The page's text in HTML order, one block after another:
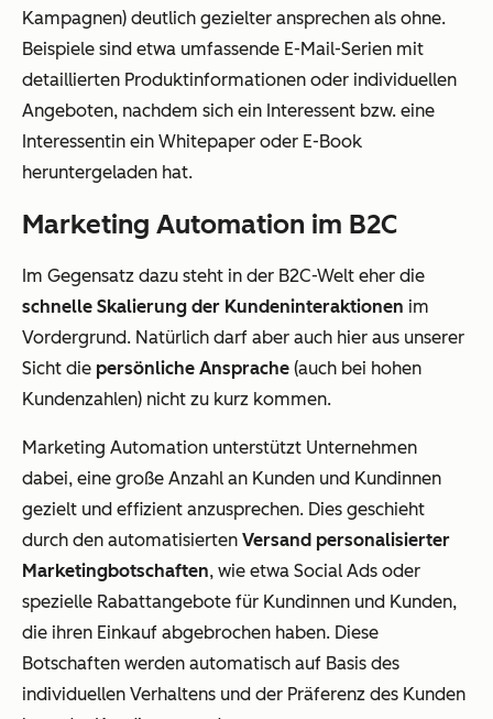
Kampagnen) deutlich gezielter ansprechen als ohne.
Beispiele sind etwa umfassende E-Mail-Serien mit
detaillierten Produktinformationen oder individuellen
Angeboten, nachdem sich ein Interessent bzw. eine
Interessentin ein Whitepaper oder E-Book
heruntergeladen hat.
Marketing Automation im B2C
Im Gegensatz dazu steht in der B2C-Welt eher die
schnelle Skalierung der Kundeninteraktionen im
Vordergrund. Natürlich darf aber auch hier aus unserer
Sicht die persönliche Ansprache (auch bei hohen
Kundenzahlen) nicht zu kurz kommen.
Marketing Automation unterstützt Unternehmen
dabei, eine große Anzahl an Kunden und Kundinnen
gezielt und effizient anzusprechen. Dies geschieht
durch den automatisierten Versand personalisierter
Marketingbotschaften, wie etwa Social Ads oder
spezielle Rabattangebote für Kundinnen und Kunden,
die ihren Einkauf abgebrochen haben. Diese
Botschaften werden automatisch auf Basis des
individuellen Verhaltens und der Präferenz des Kunden